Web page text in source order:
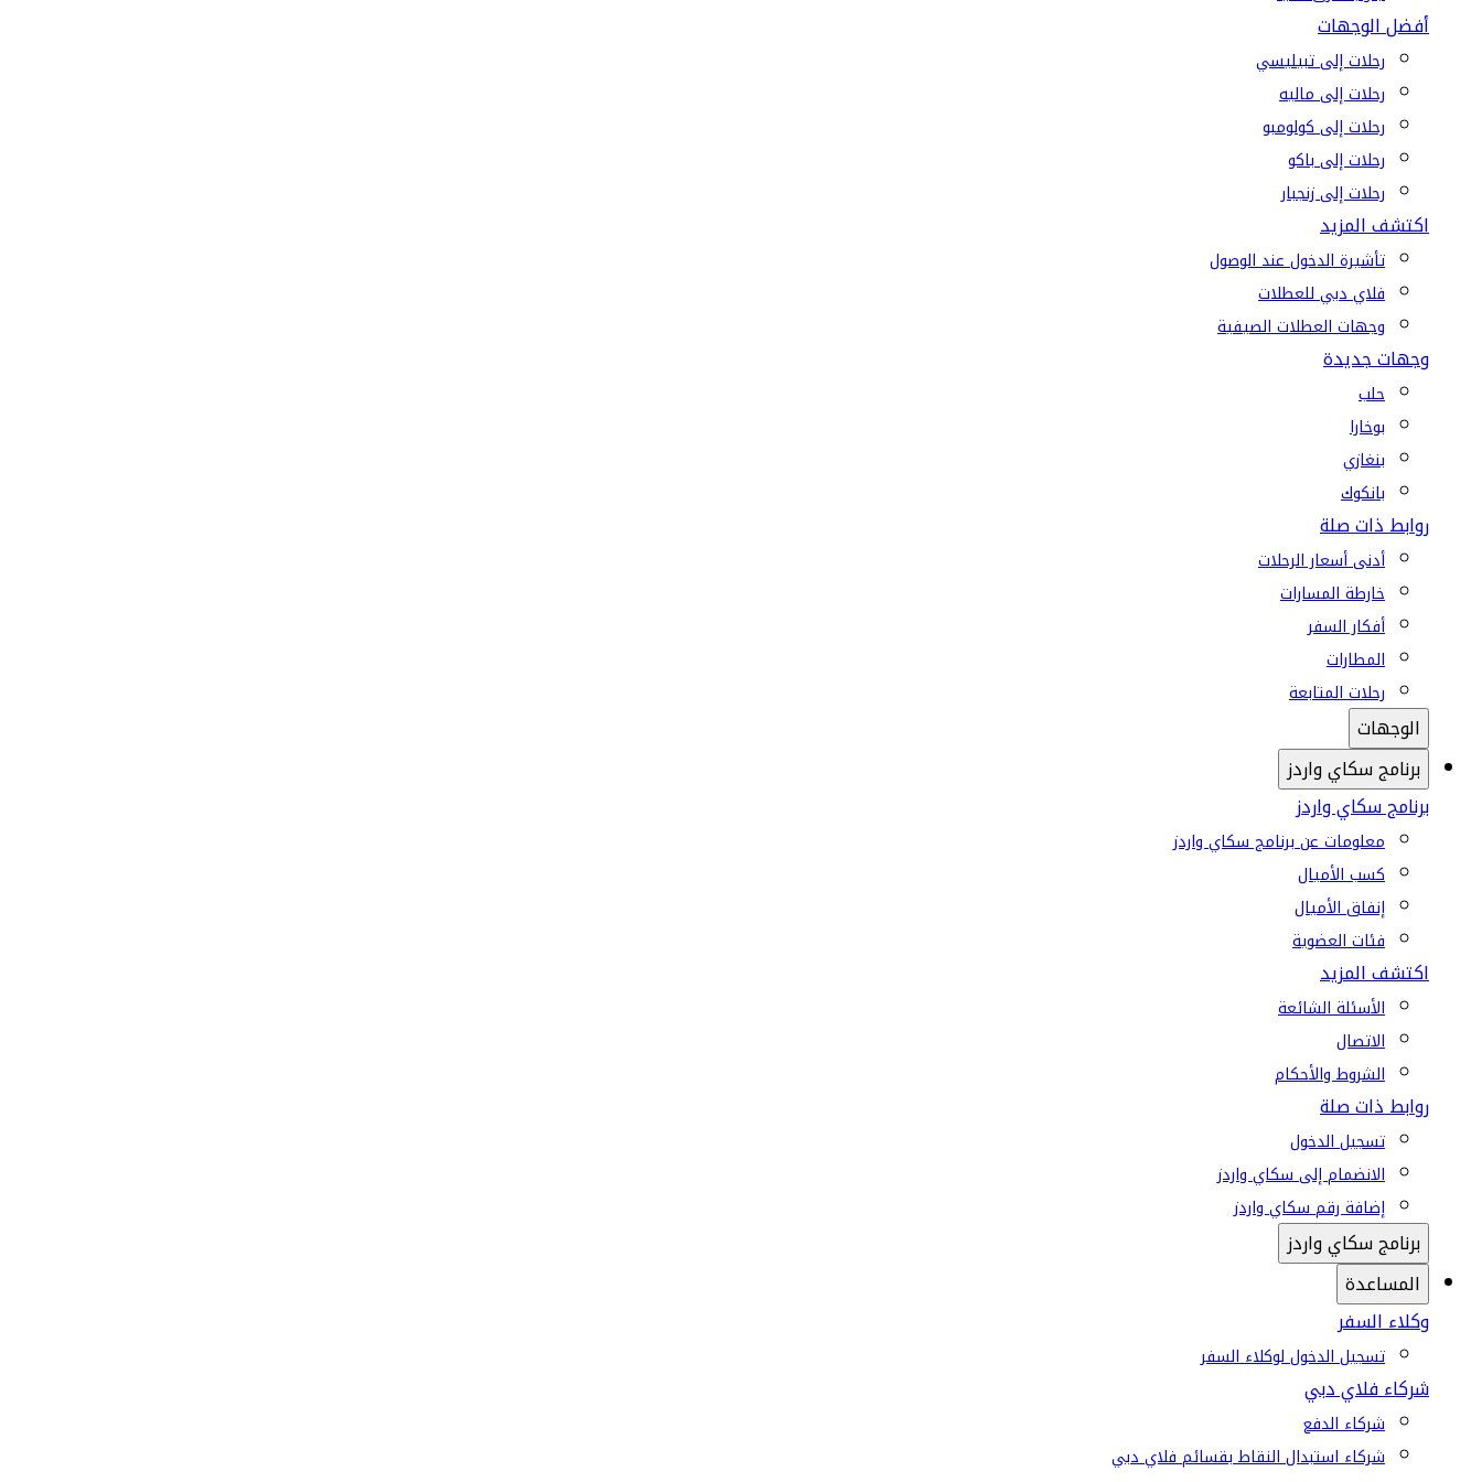
أفضل الوجهات
رحلات إلى تبيليسي
رحلات إلى ماليه
رحلات إلى كولومبو
رحلات إلى باكو
رحلات إلى زنجبار
اكتشف المزيد
تأشيرة الدخول عند الوصول
فلاي دبي للعطلات
وجهات العطلات الصيفية
وجهات جديدة
حلب
بوخارا
بنغازي
بانكوك
روابط ذات صلة
أدنى أسعار الرحلات
خارطة المسارات
أفكار السفر
المطارات
رحلات المتابعة
الوجهات
برنامج سكاي واردز
برنامج سكاي واردز
معلومات عن برنامج سكاي واردز
كسب الأميال
إنفاق الأميال
فئات العضوية
اكتشف المزيد
الأسئلة الشائعة
الاتصال
الشروط والأحكام
روابط ذات صلة
تسجيل الدخول
الانضمام إلى سكاي واردز
إضافة رقم سكاي واردز
برنامج سكاي واردز
المساعدة
وكلاء السفر
تسجيل الدخول لوكلاء السفر
شركاء فلاي دبي
شركاء الدفع
شركاء استبدال النقاط بقسائم فلاي دبي